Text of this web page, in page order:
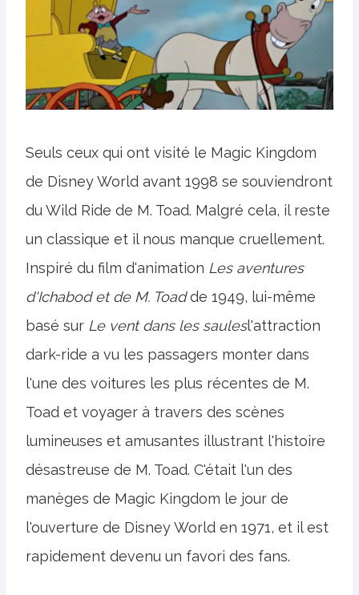
Seuls ceux qui ont visité le Magic Kingdom
de Disney World avant 1998 se souviendront
du Wild Ride de M. Toad. Malgré cela, il reste
un classique et il nous manque cruellement.
Inspiré du film d'animation Les aventures
d'Ichabod et de M. Toadde 1949, lui-même
basé sur Le vent dans les saulesl'attraction
dark-ride a vu les passagers monter dans
l'une des voitures les plus récentes de M.
Toad et voyager à travers des scènes
lumineuses et amusantes illustrant l'histoire
désastreuse de M. Toad. C'était l'un des
manèges de Magic Kingdom le jour de
l'ouverture de Disney World en 1971, et il est
rapidement devenu un favori des fans.